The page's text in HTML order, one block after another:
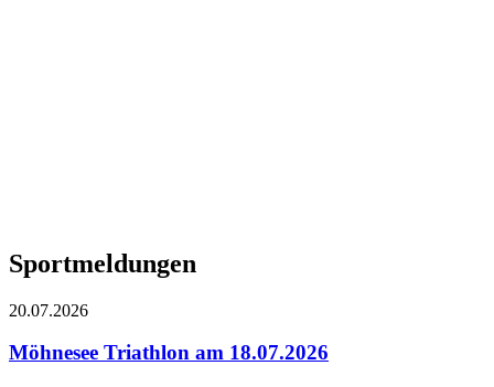
Sportmeldungen
20.07.2026
Möhnesee Triathlon am 18.07.2026